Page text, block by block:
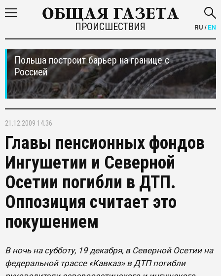
ПРОИСШЕСТВИЯ RU /EN
Польша построит барьер на границе с
Россией
21.12.2009 14:36
Главы пенсионных фондов
Ингушетии и Северной
Осетии погибли в ДТП.
Оппозиция считает это
покушением
В ночь на субботу, 19 декабря, в Северной Осетии на
федеральной трассе «Кавказ» в ДТП погибли